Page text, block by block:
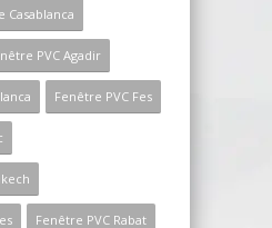
Casablanca
PVC Agadir
Fenêtre PVC Fes
Fenêtre PVC Rabat